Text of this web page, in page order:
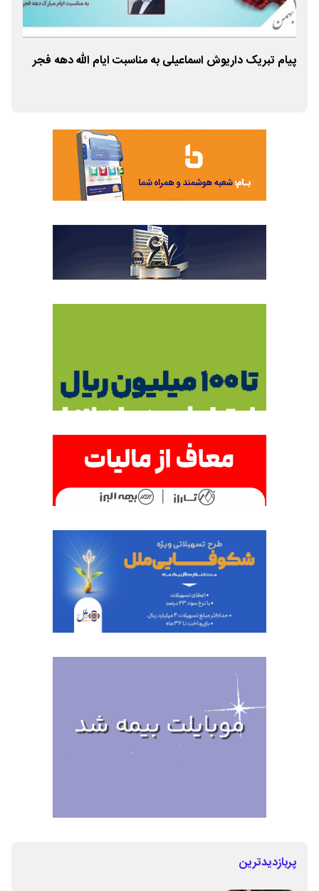
پیام تبریک داریوش اسماعیلی به مناسبت ایام الله دهه فجر
پربازدیدترین